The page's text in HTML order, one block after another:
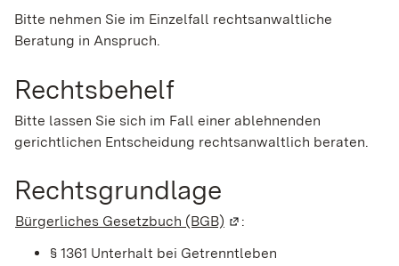
Bitte nehmen Sie im Einzelfall rechtsanwaltliche
Beratung in Anspruch.
Rechtsbehelf
Bitte lassen Sie sich im Fall einer ablehnenden
gerichtlichen Entscheidung rechtsanwaltlich beraten.
Rechtsgrundlage
Bürgerliches Gesetzbuch (BGB) (Wird in einem neuen
:
§ 1361 Unterhalt bei Getrenntleben